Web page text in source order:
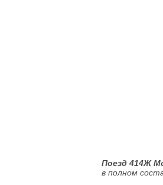
Поезд 414Ж
в полном